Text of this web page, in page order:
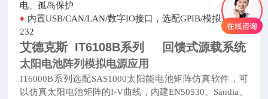
电、孤岛保护
♦ 内置USB/CAN/LAN/数字IO接口，选配GPIB/模拟量&RS
232
艾德克斯 IT6108B系列 回馈式源载系统
太阳电池阵列模拟电源应用
IT6000B系列选配SAS1000太阳能电池矩阵仿真软件，可
以仿真太阳电池矩阵的I-V曲线，内建EN50530、Sandia、